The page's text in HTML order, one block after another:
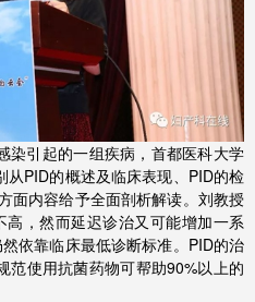
染引起的一组疾病，首都医科大学
PID的概述及临床表现、PID的检
面内容给予全面剖析解读。刘教授
，然而延迟诊治又可能增加一系
依靠临床最低诊断标准。PID的治
范使用抗菌药物可帮助90%以上的